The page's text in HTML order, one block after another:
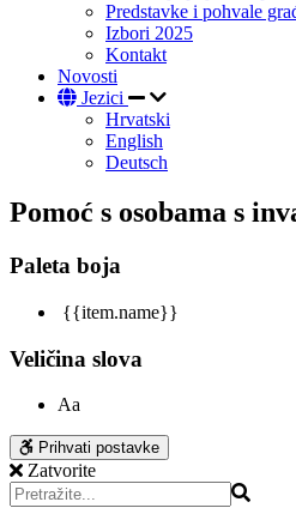
Predstavke i pohvale
Izbori 2025
Kontakt
Novosti
Jezici
Hrvatski
English
Deutsch
Pomoć s osobama s
Paleta boja
{{item.name}}
Veličina slova
Aa
Prihvati postavke
Zatvorite